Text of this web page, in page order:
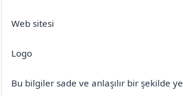
Web sitesi
Logo
Bu bilgiler sade ve anlaşılır bir şekilde